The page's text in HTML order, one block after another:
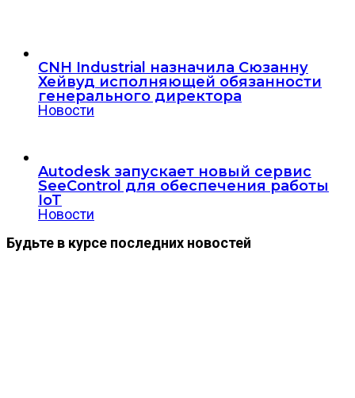
CNH Industrial назначила Сюзанну
Хейвуд исполняющей обязанности
генерального директора
Новости
Autodesk запускает новый сервис
SeeControl для обеспечения работы
IoT
Новости
Будьте в курсе последних новостей